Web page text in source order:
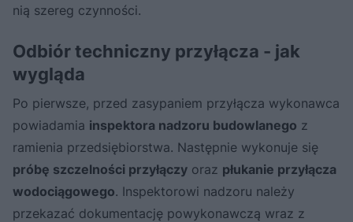
nią szereg czynności.
Odbiór techniczny przyłącza - jak
wygląda
Po pierwsze, przed zasypaniem przyłącza wykonawca
powiadamia inspektora nadzoru budowlanego z
ramienia przedsiębiorstwa. Następnie wykonuje się
próbę szczelności przyłączy oraz płukanie przyłącza
wodociągowego. Inspektorowi nadzoru należy
przekazać dokumentację powykonawczą wraz z